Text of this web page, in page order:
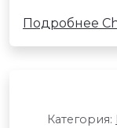
Подробнее
Категория: